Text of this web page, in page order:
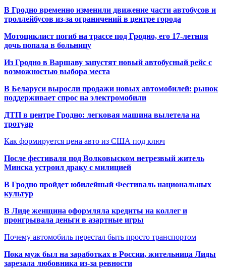
В Гродно временно изменили движение части автобусов и
троллейбусов из-за ограничений в центре города
Мотоциклист погиб на трассе под Гродно, его 17-летняя
дочь попала в больницу
Из Гродно в Варшаву запустят новый автобусный рейс с
возможностью выбора места
В Беларуси выросли продажи новых автомобилей: рынок
поддерживает спрос на электромобили
ДТП в центре Гродно: легковая машина вылетела на
тротуар
Как формируется цена авто из США под ключ
После фестиваля под Волковыском нетрезвый житель
Минска устроил драку с милицией
В Гродно пройдет юбилейный Фестиваль национальных
культур
В Лиде женщина оформляла кредиты на коллег и
проигрывала деньги в азартные игры
Почему автомобиль перестал быть просто транспортом
Пока муж был на заработках в России, жительница Лиды
зарезала любовника из-за ревности